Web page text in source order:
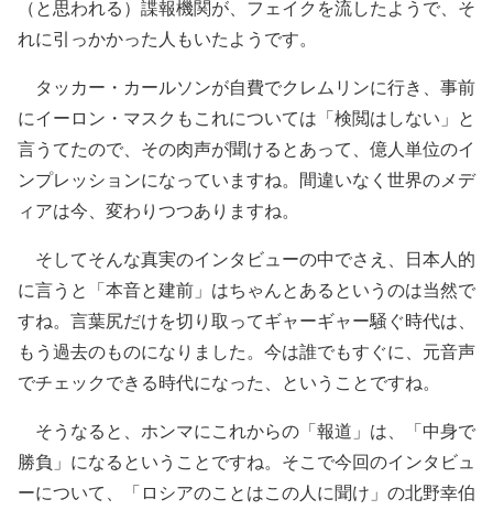
（と思われる）諜報機関が、フェイクを流したようで、そ
れに引っかかった人もいたようです。
タッカー・カールソンが自費でクレムリンに行き、事前
にイーロン・マスクもこれについては「検閲はしない」と
言うてたので、その肉声が聞けるとあって、億人単位のイ
ンプレッションになっていますね。間違いなく世界のメデ
ィアは今、変わりつつありますね。
そしてそんな真実のインタビューの中でさえ、日本人的
に言うと「本音と建前」はちゃんとあるというのは当然で
すね。言葉尻だけを切り取ってギャーギャー騒ぐ時代は、
もう過去のものになりました。今は誰でもすぐに、元音声
でチェックできる時代になった、ということですね。
そうなると、ホンマにこれからの「報道」は、「中身で
勝負」になるということですね。そこで今回のインタビュ
ーについて、「ロシアのことはこの人に聞け」の北野幸伯